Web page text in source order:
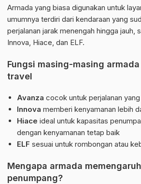
Armada yang biasa digunakan untuk
umumnya terdiri dari kendaraan yang
perjalanan jarak menengah hingga jauh,
Innova, Hiace, dan ELF.
Fungsi masing-masing
travel
Avanza cocok untuk perjalanan
Innova memberi kenyamanan lebih
Hiace ideal untuk kapasitas
dengan kenyamanan tetap baik
ELF sesuai untuk rombongan atau
Mengapa armada
penumpang?